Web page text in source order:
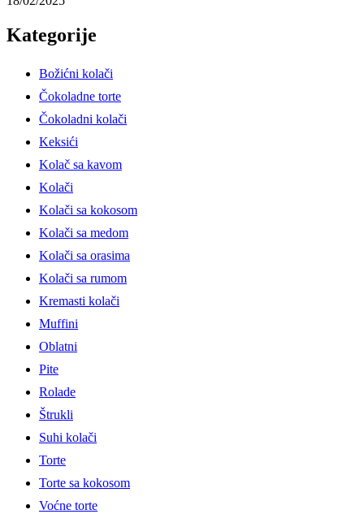
Kategorije
Božićni kolači
Čokoladne torte
Čokoladni kolači
Keksići
Kolač sa kavom
Kolači
Kolači sa kokosom
Kolači sa medom
Kolači sa orasima
Kolači sa rumom
Kremasti kolači
Muffini
Oblatni
Pite
Rolade
Štrukli
Suhi kolači
Torte
Torte sa kokosom
Voćne torte